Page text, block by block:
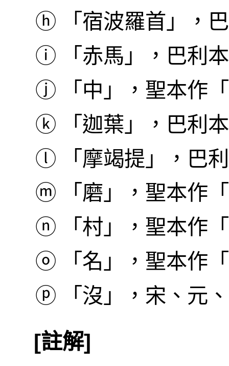
ⓗ
「宿波羅首」，
ⓘ
「赤馬」，巴利
ⓙ
「中」，聖本作
ⓚ
「迦葉」，巴利
ⓛ
「摩竭提」，巴
ⓜ
「磨」，聖本作
ⓝ
「村」，聖本作
ⓞ
「名」，聖本作
ⓟ
「沒」，宋、元
[註解]